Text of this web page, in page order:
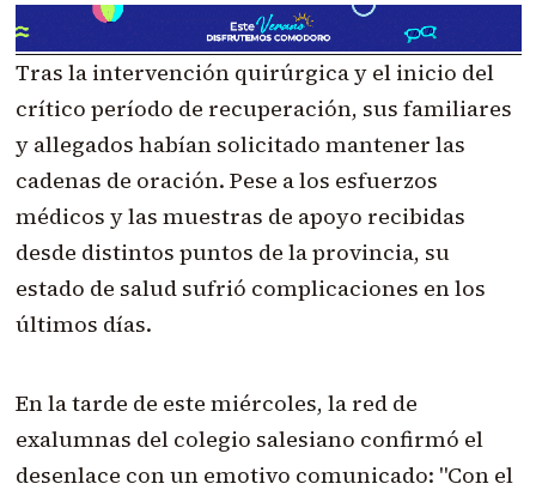
Tras la intervención quirúrgica y el inicio del
crítico período de recuperación, sus familiares
y allegados habían solicitado mantener las
cadenas de oración. Pese a los esfuerzos
médicos y las muestras de apoyo recibidas
desde distintos puntos de la provincia, su
estado de salud sufrió complicaciones en los
últimos días.
En la tarde de este miércoles, la red de
exalumnas del colegio salesiano confirmó el
desenlace con un emotivo comunicado: "Con el